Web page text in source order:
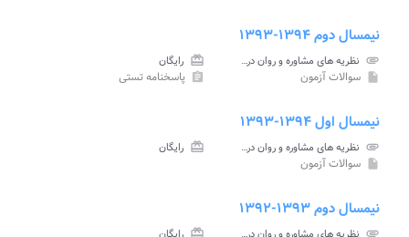
نیمسال دوم ۱۳۹۴-۱۳۹۳
attachment نظریه های مشاوره و روان درمانی ۱ پیام نور card_giftcard رایگان
insert_drive_file سوالات آزمون assignment پاسخنامه تستی
نیمسال اول ۱۳۹۴-۱۳۹۳
attachment نظریه های مشاوره و روان درمانی ۱ پیام نور card_giftcard رایگان
insert_drive_file سوالات آزمون
نیمسال دوم ۱۳۹۳-۱۳۹۲
attachment
card_giftcard